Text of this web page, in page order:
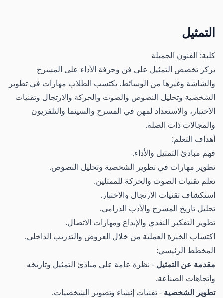
التمثيل
كلية: الفنون الجميلة
يركز تخصص التمثيل على فن وحرفة الأداء على المسرح
والشاشة وغيرها من الوسائط. يكتسب الطلاب مهارات في تطوير
الشخصية وتحليل النصوص والصوت والحركة والارتجال وتقنيات
الاختبار، والاستعداد لمهن في المسرح والسينما والتلفزيون
والمجالات ذات الصلة.
أهداف التعلم:
فهم مبادئ التمثيل والأداء.
تطوير مهارات في تطوير الشخصية وتحليل النصوص.
تعلم تقنيات الصوت والحركة للممثلين.
استكشاف تقنيات الارتجال والاختبار.
تحليل تاريخ المسرح والأدب الدرامي.
تطوير التفكير النقدي والإبداع ومهارات الاتصال.
اكتساب الخبرة العملية من خلال العروض والتدريب الداخلي.
المخطط الرئيسي:
مقدمة عن التمثيل - نظرة عامة على مبادئ التمثيل وتاريخه
واتجاهات الصناعة.
تطوير الشخصية - تقنيات إنشاء وتصوير الشخصيات.